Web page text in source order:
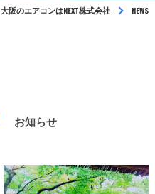
大阪のエアコンはNEXT株式会社 NEWS
お知らせ